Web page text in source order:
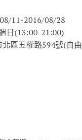
11-2016/08/28
日(13:00-21:00)
區五權路594號(自